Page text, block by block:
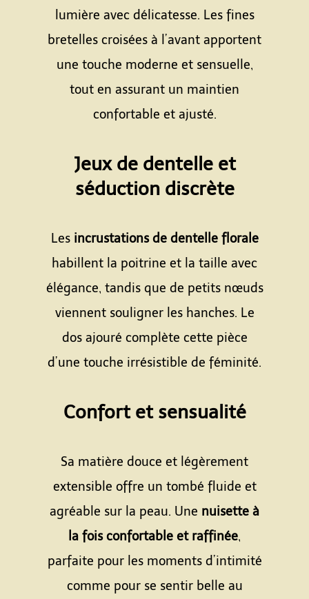
lumière avec délicatesse. Les fines
bretelles croisées à l’avant apportent
une touche moderne et sensuelle,
tout en assurant un maintien
confortable et ajusté.
Jeux de dentelle et
séduction discrète
Les incrustations de dentelle florale
habillent la poitrine et la taille avec
élégance, tandis que de petits nœuds
viennent souligner les hanches. Le
dos ajouré complète cette pièce
d’une touche irrésistible de féminité.
Confort et sensualité
Sa matière douce et légèrement
extensible offre un tombé fluide et
agréable sur la peau. Une nuisette à
la fois confortable et raffinée,
parfaite pour les moments d’intimité
comme pour se sentir belle au